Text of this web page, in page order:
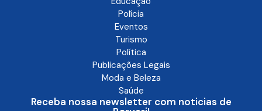
Polícia
Eventos
Turismo
Política
Publicações Legais
Moda e Beleza
Saúde
Receba nossa newsletter com noticias de